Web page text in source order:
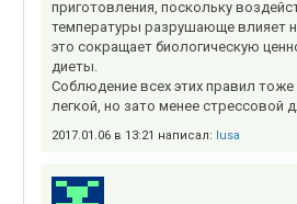
приготовления, поскольку
температуры разрушающе влияет
это сокращает биологическую
диеты.
Соблюдение всех этих правил тоже
легкой, но зато менее стрессовой
2017.01.06 в 13:21 написал: lusa